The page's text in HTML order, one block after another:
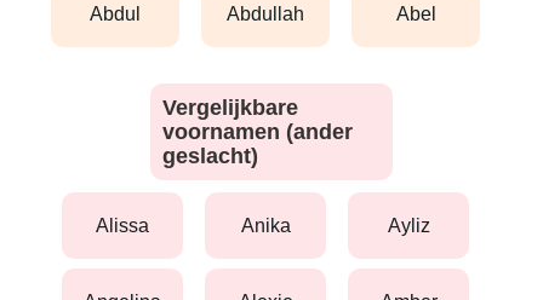
abdul abdullah abel
Vergelijkbare
voornamen (ander
geslacht)
alissa anika ayliz